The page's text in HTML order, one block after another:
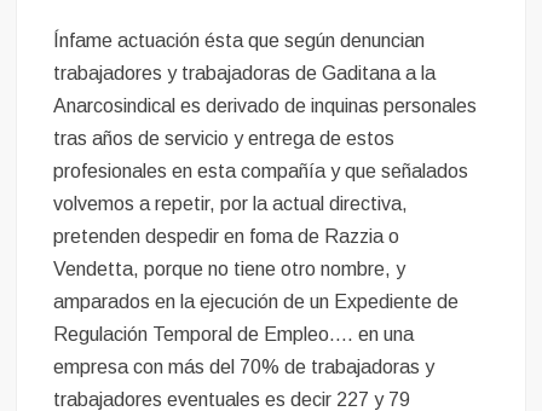
Ínfame actuación ésta que según denuncian
trabajadores y trabajadoras de Gaditana a la
Anarcosindical es derivado de inquinas personales
tras años de servicio y entrega de estos
profesionales en esta compañía y que señalados
volvemos a repetir, por la actual directiva,
pretenden despedir en foma de Razzia o
Vendetta, porque no tiene otro nombre, y
amparados en la ejecución de un Expediente de
Regulación Temporal de Empleo…. en una
empresa con más del 70% de trabajadoras y
trabajadores eventuales es decir 227 y 79